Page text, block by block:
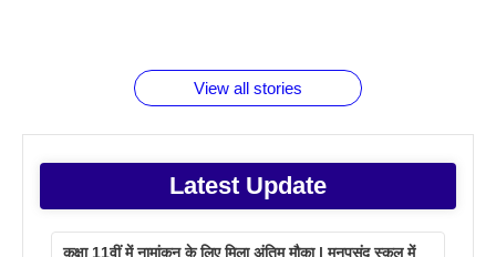
View all stories
Latest Update
कक्षा 11वीं में नामांकन के लिए मिला अंतिम मौका | मनपसंद स्कूल में